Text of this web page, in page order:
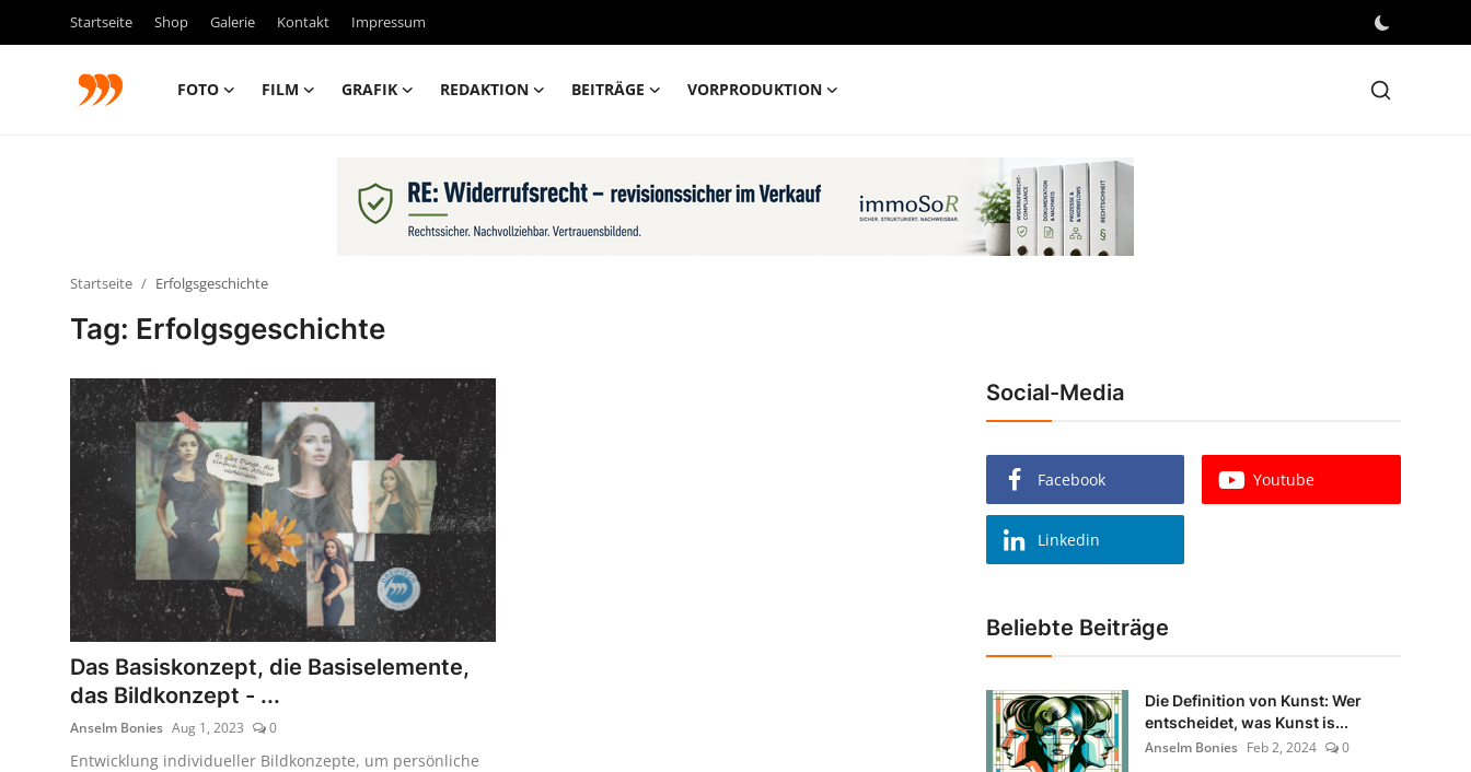
Startseite Shop Galerie Kontakt Impressum
FOTO FILM GRAFIK REDAKTION BEITRÄGE VORPRODUKTION
Beiträge
Vorproduktion
Startseite Erfolgsgeschichte
Tag: Erfolgsgeschichte
Das Basiskonzept, die Basiselemente,
das Bildkonzept - ...
Anselm Bonies Aug 1, 2023 0
Entwicklung individueller Bildkonzepte, um persönliche
Social-Media
Facebook Youtube
Linkedin
Beliebte Beiträge
Die Definition von Kunst: Wer
entscheidet, was Kunst is...
Anselm Bonies Feb 2, 2024 0